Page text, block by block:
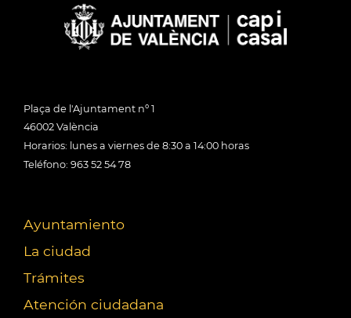
Plaça de l'Ajuntament nº 1
46002 València
Horarios: lunes a viernes de 8:30 a 14:00 horas
Teléfono: 963 52 54 78
Ayuntamiento
La ciudad
Trámites
Atención ciudadana